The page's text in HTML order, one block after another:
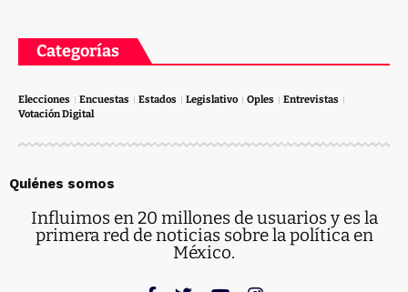
Categorías
Elecciones Encuestas Estados Legislativo Oples
Entrevistas
Votación Digital
Quiénes somos
Influimos en 20 millones de usuarios y es la
primera red de noticias sobre la política en
México.